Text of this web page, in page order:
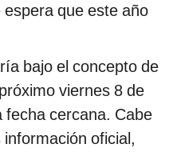
espera que este año
bajo el concepto de
viernes 8 de
fecha cercana. Cabe
oficial,